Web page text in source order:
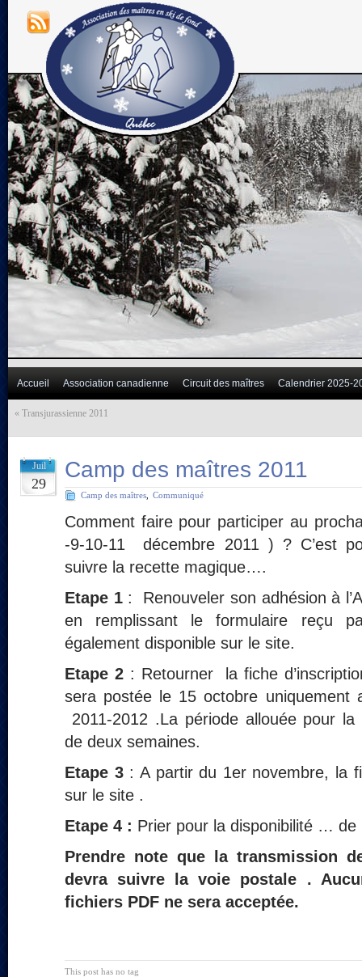
Accueil Association canadienne Circuit des maîtres Calendrier 2025-
« Transjurassienne 2011
Juil
29
Camp des maîtres 2011
Camp des maîtres Communiqué
Comment faire pour participer au
-9-10-11 décembre 2011 ) ? C’est
suivre la recette magique….
Etape 1: Renouveler son adhésion à
en remplissant le formulaire reçu
également disponible sur le site.
Etape 2: Retourner la fiche
sera postée le 15 octobre uniquement
2011-2012 .La période allouée pour la
de deux semaines.
Etape 3: A partir du 1er novembre, la
sur le site .
Etape 4 : Prier pour la disponibilité … de
Prendre note que la transmission
devra suivre la voie postale .
fichiers PDF ne sera acceptée.
This post has no tag